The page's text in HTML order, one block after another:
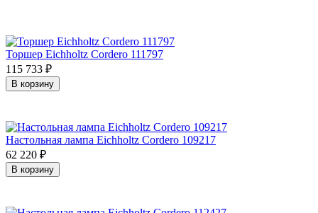
Торшер Eichholtz Cordero 111797
115 733 ₽
В корзину
Настольная лампа Eichholtz Cordero 109217
62 220 ₽
В корзину